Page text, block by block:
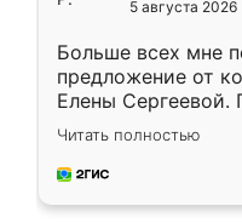
5 августа 2026
Больше всех мне
предложение от
Елены
короткие сроки
для замера
предложил по
Читать полностью